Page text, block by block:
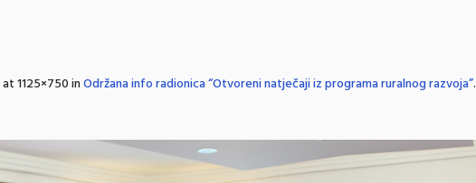
at 1125×750 inOdržana info radionica “Otvoreni natječaji iz programa ruralnog razvoja”.